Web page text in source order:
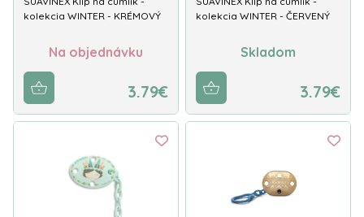
kolekcia WINTER - KRÉMOVÝ
Na objednávku
3.79€
kolekcia WINTER - ČERVENÝ
Skladom
3.79€